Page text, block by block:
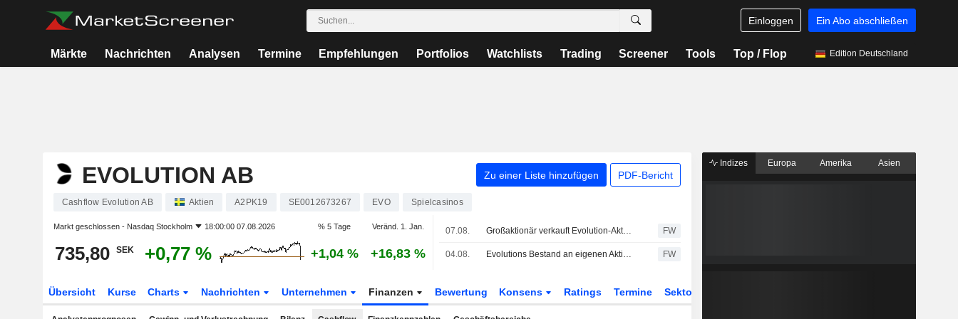
Einloggen Ein Abo abschließen
Märkte Nachrichten Analysen Termine Empfehlungen Portfolios Watchlists Trading Screener Tools Top / Flop Edition Deutschland
EVOLUTION AB Zu einer Liste hinzufügen PDF-Bericht
Cashflow Evolution AB Aktien A2PK19 SE0012673267 EVO Spielcasinos
Markt geschlossen - Nasdaq Stockholm 18:00:00 07.08.2026 % 5 Tage Veränd. 1. Jan.
735,80 SEK +0,77 % +1,04 % +16,83 %
07.08. Großaktionär verkauft Evolution-Aktien für knapp 200 Mio. Kronen FW
04.08. Evolutions Bestand an eigenen Aktien übersteigt 5 % FW
Übersicht Kurse Charts Nachrichten Unternehmen Finanzen Bewertung Konsens Ratings Termine Sektor
Indizes Europa Amerika Asien